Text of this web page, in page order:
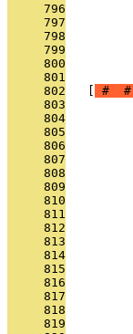
     796
     797
     798
     799
     800
     801
     802
# #
     803
     804
     805
     806
     807
     808
     809
     810
     811
     812
     813
     814
     815
     816
     817
     818
     819